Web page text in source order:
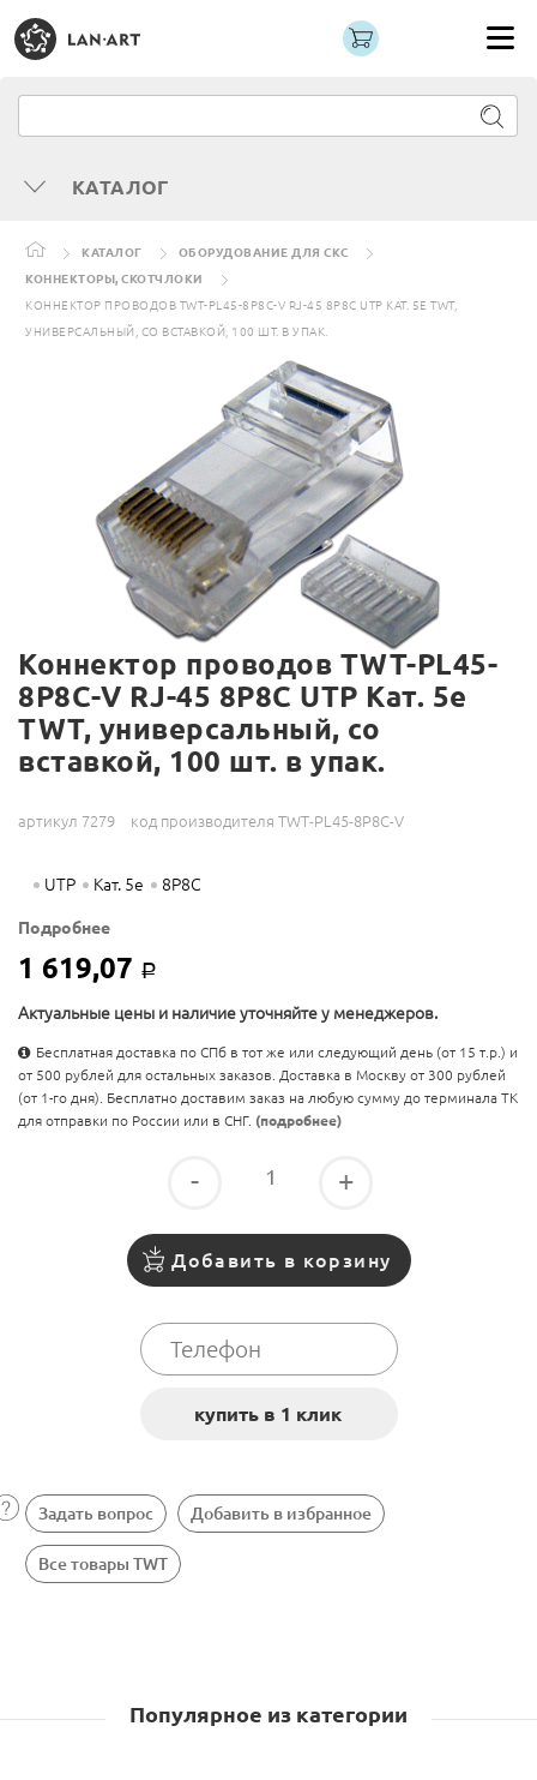
КАТАЛОГ
КАТАЛОГ
ОБОРУДОВАНИЕ ДЛЯ СКС
КОННЕКТОРЫ, СКОТЧЛОКИ
КОННЕКТОР ПРОВОДОВ TWT-PL45-8P8C-V RJ-45 8P8C UTP КАТ. 5E TWT,
УНИВЕРСАЛЬНЫЙ, СО ВСТАВКОЙ, 100 ШТ. В УПАК.
Коннектор проводов TWT-PL45-
8P8C-V RJ-45 8P8C UTP Кат. 5e
TWT, универсальный, со
вставкой, 100 шт. в упак.
артикул 7279 код производителя TWT-PL45-8P8C-V
UTP Кат. 5e 8P8C
Подробнее
1 619,07 Р
Актуальные цены и наличие уточняйте у менеджеров.
Бесплатная доставка по СПб в тот же или следующий день (от 15 т.р.) и
от 500 рублей для остальных заказов. Доставка в Москву от 300 рублей
(от 1-го дня). Бесплатно доставим заказ на любую сумму до терминала ТК
для отправки по России или в СНГ. (подробнее)
- +
Добавить в корзину
Задать вопрос Добавить в избранное
Все товары TWT
Популярное из категории